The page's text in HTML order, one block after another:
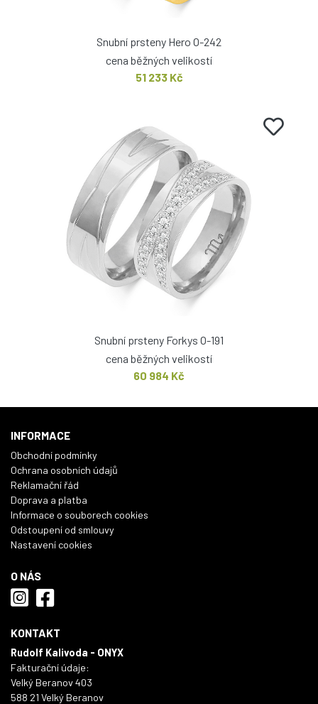
Snubní prsteny Hero O-242
cena běžných velikostí
51 233 Kč
Snubní prsteny Forkys O-191
cena běžných velikostí
60 984 Kč
INFORMACE
Obchodní podmínky
Ochrana osobních údajů
Reklamační řád
Doprava a platba
Informace o souborech cookies
Odstoupení od smlouvy
Nastavení cookies
O NÁS
KONTAKT
Rudolf Kalivoda - ONYX
Fakturační údaje:
Velký Beranov 403
588 21 Velký Beranov